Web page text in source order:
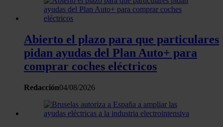
Abierto el plazo para que particulares
pidan ayudas del Plan Auto+ para
comprar coches eléctricos
Redacción04/08/2026